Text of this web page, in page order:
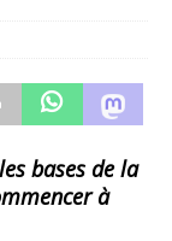
bases de la
à